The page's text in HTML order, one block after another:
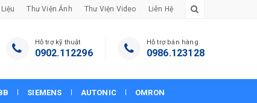
Thư Viện Ảnh Thư Viện Video Liên Hệ
Hỗ trợ kỹ thuật
0902.112296
Hỗ trợ bán hàng
0986.123128
SIEMENS AUTONIC OMRON